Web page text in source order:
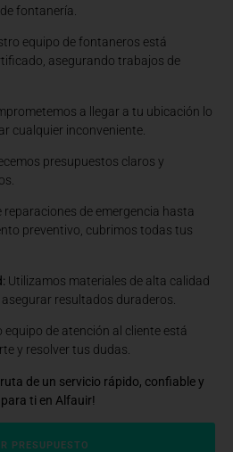
fontanería.
equipo de fontaneros está
asegurando trabajos de
a llegar a tu ubicación lo
cualquier inconveniente.
presupuestos claros y
reparaciones de emergencia hasta
preventivo, cubrimos todas tus
Utilizamos materiales de alta calidad
resultados duraderos.
equipo de atención al cliente está
y resolver tus dudas.
de un servicio rápido, confiable y
ti en Alfauir!
PRESUPUESTO